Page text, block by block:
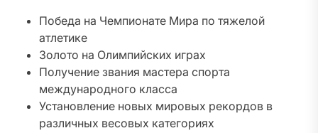
Победа на Чемпионате Мира по тяжелой
атлетике
Золото на Олимпийских играх
Получение звания мастера спорта
международного класса
Установление новых мировых рекордов в
различных весовых категориях